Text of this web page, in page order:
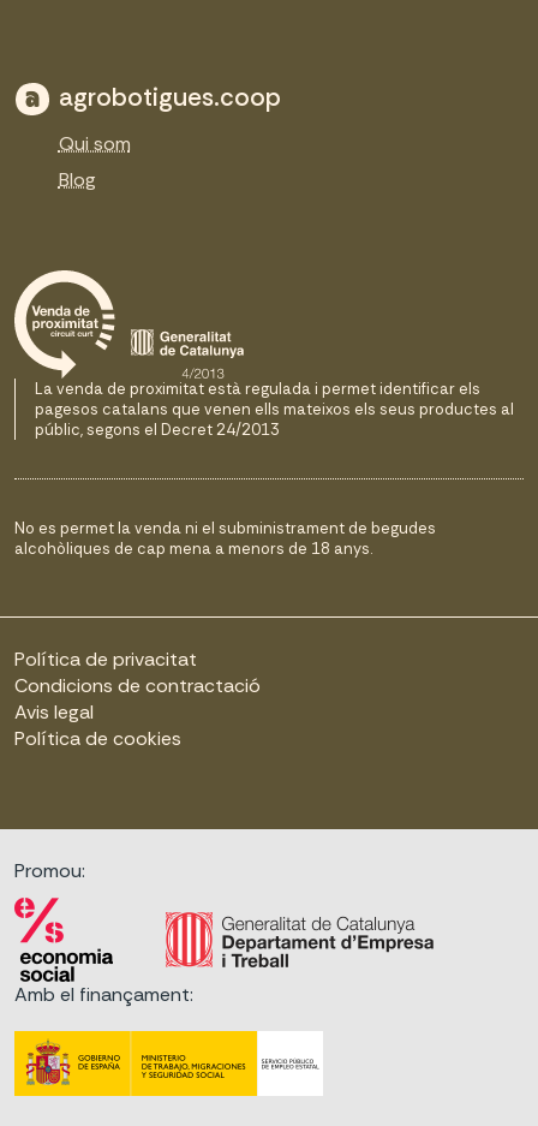
agrobotigues.coop
Qui som
Blog
La venda de proximitat està regulada i permet identificar els
pagesos catalans que venen ells mateixos els seus productes al
públic, segons el Decret 24/2013
No es permet la venda ni el subministrament de begudes
alcohòliques de cap mena a menors de 18 anys.
Política de privacitat
Condicions de contractació
Avis legal
Política de cookies
Promou:
Amb el finançament: